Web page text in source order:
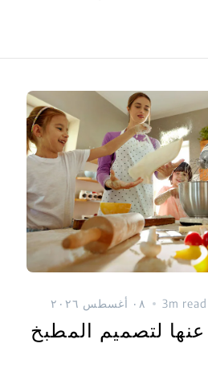
3m read ٠٨ أغسطس ٢٠٢٦